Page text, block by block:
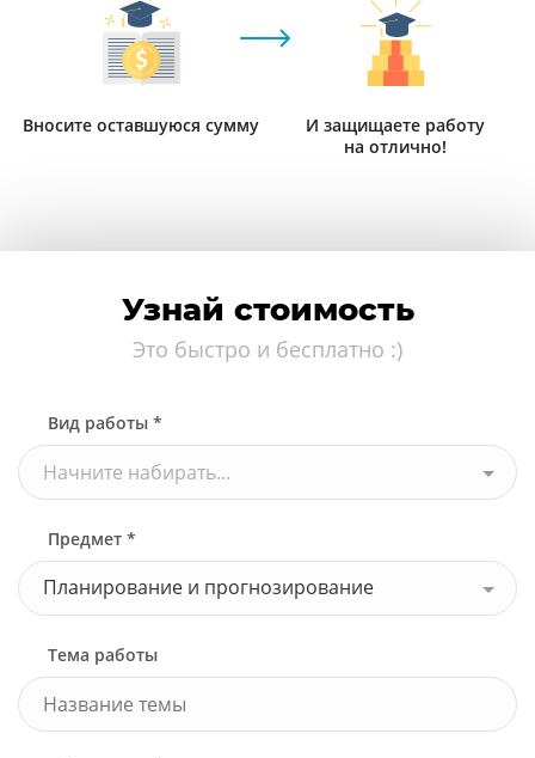
Вносите оставшуюся сумму
И защищаете работу
на отлично!
Узнай стоимость
Это быстро и бесплатно :)
Вид работы *
Начните набирать...
Предмет *
Планирование и прогнозирование
Тема работы